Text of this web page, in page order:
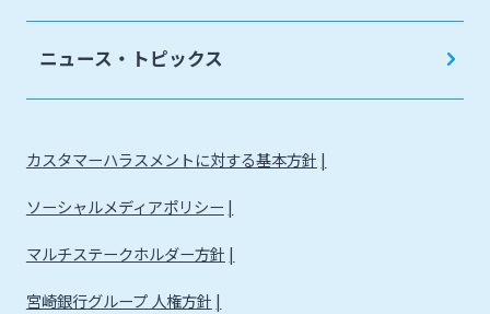
ニュース・トピックス
カスタマーハラスメントに対する基本方針
ソーシャルメディアポリシー
マルチステークホルダー方針
宮崎銀行グループ 人権方針